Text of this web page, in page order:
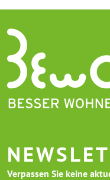
Verpassen Sie keine